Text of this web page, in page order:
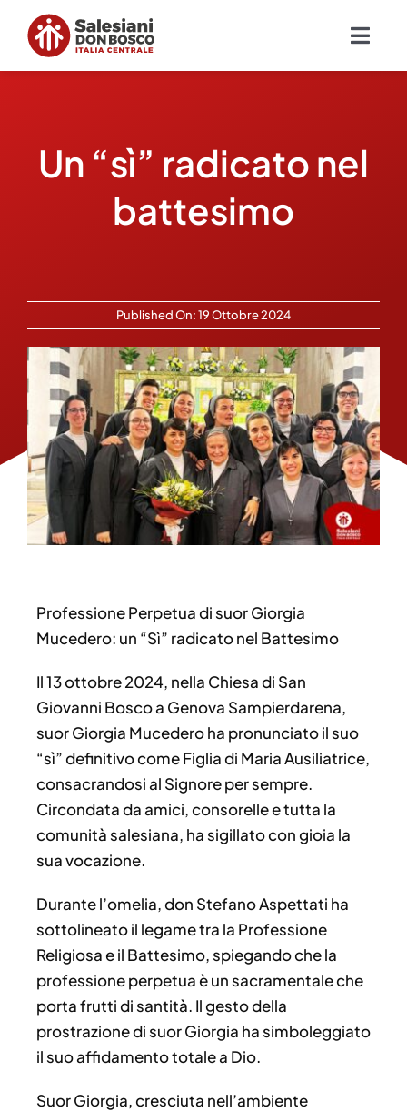
contenuto
Missione
Blog
Contatti
Un “sì” radicato nel
battesimo
Published On: 19 Ottobre 2024
Professione Perpetua di suor Giorgia
Mucedero: un “Sì” radicato nel Battesimo
Il 13 ottobre 2024, nella Chiesa di San
Giovanni Bosco a Genova Sampierdarena,
suor Giorgia Mucedero ha pronunciato il suo
“sì” definitivo come Figlia di Maria Ausiliatrice,
consacrandosi al Signore per sempre.
Circondata da amici, consorelle e tutta la
comunità salesiana, ha sigillato con gioia la
sua vocazione.
Durante l’omelia, don Stefano Aspettati ha
sottolineato il legame tra la Professione
Religiosa e il Battesimo, spiegando che la
professione perpetua è un sacramentale che
porta frutti di santità. Il gesto della
prostrazione di suor Giorgia ha simboleggiato
il suo affidamento totale a Dio.
Suor Giorgia, cresciuta nell’ambiente